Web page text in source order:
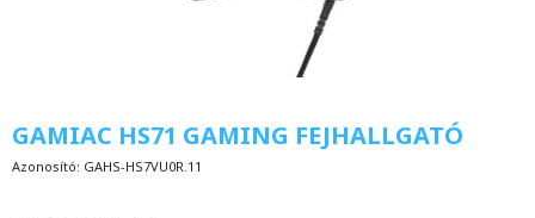
GAMIAC HS71 GAMING FEJHALLGATÓ
Azonosító: GAHS-HS7VU0R.11